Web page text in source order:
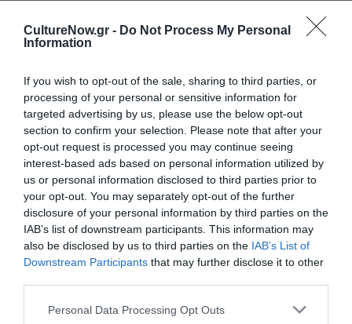
CultureNow.gr - Do Not Process My Personal
Information
If you wish to opt-out of the sale, sharing to third parties, or
processing of your personal or sensitive information for
targeted advertising by us, please use the below opt-out
section to confirm your selection. Please note that after your
opt-out request is processed you may continue seeing
interest-based ads based on personal information utilized by
us or personal information disclosed to third parties prior to
your opt-out. You may separately opt-out of the further
disclosure of your personal information by third parties on the
IAB’s list of downstream participants. This information may
also be disclosed by us to third parties on the IAB’s List of
Downstream Participants that may further disclose it to other
Personal Data Processing Opt Outs
πολυάριθμες διακρίσεις, μεταξύ αυτών και μια
υποψηφιότητα για το βραβείο Glass Key, την
λογοτεχνία.
Ταυτότητα
Πληροφορίες
Σειρά: Αστυνομικό, ISBN: 978-960-501-
897-9, τιμή: 17,70 €, σελ.: 528
Ακολουθήστε το Culturenow.gr στο Google News
μάθετε πρώτοι όλες τις ειδήσεις
Πολιτισμό στοCulturenow.gr